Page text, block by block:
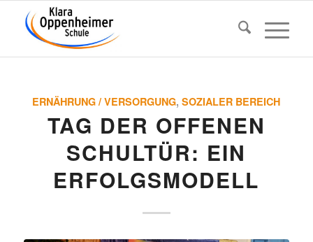
ERNÄHRUNG / VERSORGUNG,SOZIALER BEREICH
TAG DER OFFENEN
SCHULTÜR: EIN
ERFOLGSMODELL